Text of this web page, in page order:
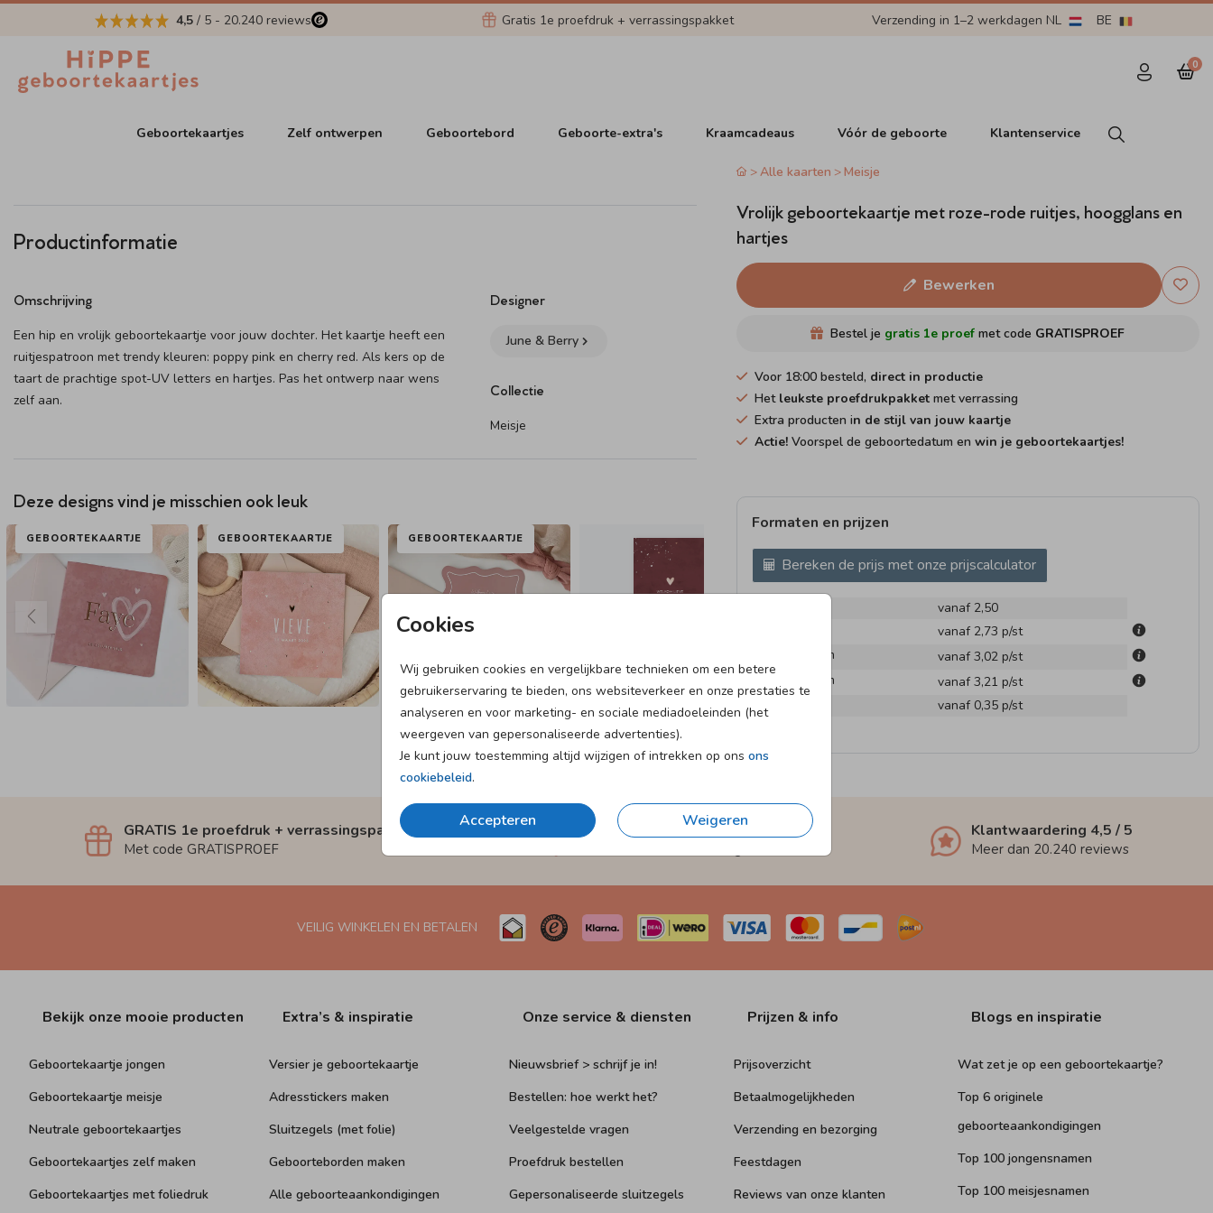
4,5 / 5 - 20.240 reviews Gratis 1e proefdruk + verrassingspakket Verzending in 1–2 werkdagen NL BE
0
Geboortekaartjes Zelf ontwerpen Geboortebord Geboorte-extra's Kraamcadeaus Vóór de geboorte Klantenservice
Cookies
Wij gebruiken cookies en vergelijkbare technieken om een betere
gebruikerservaring te bieden, ons websiteverkeer en onze prestaties te
analyseren en voor marketing- en sociale mediadoeleinden (het
weergeven van gepersonaliseerde advertenties).
Je kunt jouw toestemming altijd wijzigen of intrekken op ons ons
cookiebeleid.
Accepteren Weigeren
Productinformatie
Omschrijving
Een hip en vrolijk geboortekaartje voor jouw dochter. Het kaartje heeft een
ruitjespatroon met trendy kleuren: poppy pink en cherry red. Als kers op de
taart de prachtige spot-UV letters en hartjes. Pas het ontwerp naar wens
zelf aan.
Designer
June & Berry
Collectie
Meisje
Deze designs vind je misschien ook leuk
GEBOORTEKAARTJE GEBOORTEKAARTJE GEBOORTEKAARTJE
Alle kaarten Meisje
Vrolijk geboortekaartje met roze-rode ruitjes, hoogglans en
hartjes
Bewerken
Bestel je gratis 1e proef met code GRATISPROEF
Voor 18:00 besteld, direct in productie
Het leukste proefdrukpakketmet verrassing
Extra producten in de stijl van jouw kaartje
Actie!Voorspel de geboortedatum en win je geboortekaartjes!
Formaten en prijzen
Bereken de prijs met onze prijscalculator
vanaf 2,50
vanaf 2,73 p/st
11.4 × 17.1 cm
vanaf 3,02 p/st
14.4 × 21.6 cm
vanaf 3,21 p/st
Enveloppen
vanaf 0,35 p/st
GRATIS 1e proefdruk + verrassingspakket
Met code GRATISPROEF
Verzending in 1-2 werkdagen Klantwaardering 4,5 / 5
Meer dan 20.240 reviews
VEILIG WINKELEN EN BETALEN
Bekijk onze mooie producten
Geboortekaartje jongen
Geboortekaartje meisje
Neutrale geboortekaartjes
Geboortekaartjes zelf maken
Geboortekaartjes met foliedruk
Extra’s & inspiratie
Versier je geboortekaartje
Adresstickers maken
Sluitzegels (met folie)
Geboorteborden maken
Alle geboorteaankondigingen
Onze service & diensten
Nieuwsbrief > schrijf je in!
Bestellen: hoe werkt het?
Veelgestelde vragen
Proefdruk bestellen
Gepersonaliseerde sluitzegels
Prijzen & info
Prijsoverzicht
Betaalmogelijkheden
Verzending en bezorging
Feestdagen
Reviews van onze klanten
Blogs en inspiratie
Wat zet je op een geboortekaartje?
Top 6 originele
geboorteaankondigingen
Top 100 jongensnamen
Top 100 meisjesnamen